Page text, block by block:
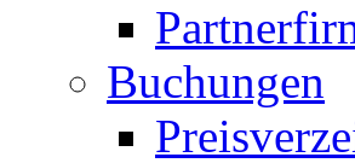
Buchungen